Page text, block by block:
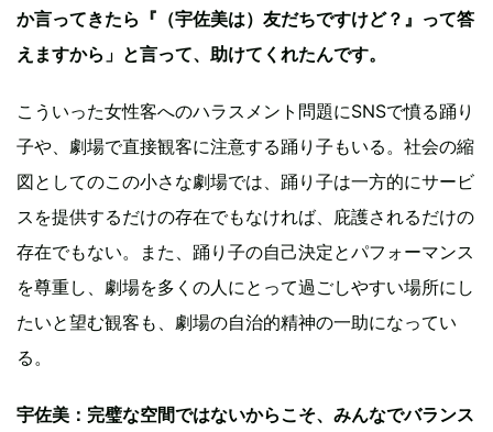
か言ってきたら『（宇佐美は）友だちですけど？』って答
えますから」と言って、助けてくれたんです。
こういった女性客へのハラスメント問題にSNSで憤る踊り
子や、劇場で直接観客に注意する踊り子もいる。社会の縮
図としてのこの小さな劇場では、踊り子は一方的にサービ
スを提供するだけの存在でもなければ、庇護されるだけの
存在でもない。また、踊り子の自己決定とパフォーマンス
を尊重し、劇場を多くの人にとって過ごしやすい場所にし
たいと望む観客も、劇場の自治的精神の一助になってい
る。
宇佐美：完璧な空間ではないからこそ、みんなでバランス